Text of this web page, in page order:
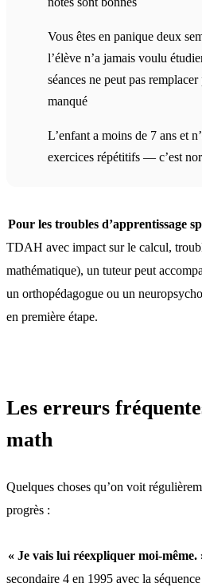
Vous êtes en panique deux
l’élève n’a jamais voulu
séances ne peut pas
manqué
L’enfant a moins de 7 ans et
exercices répétitifs — c’est
Pour les troubles d’apprentissage
TDAH avec impact sur le calcul,
mathématique), un tuteur peut
un orthopédagogue ou un
en première étape.
Les erreurs
math
Quelques choses qu’on voit
progrès :
« Je vais lui réexpliquer moi-même.
secondaire 4 en 1995 avec la